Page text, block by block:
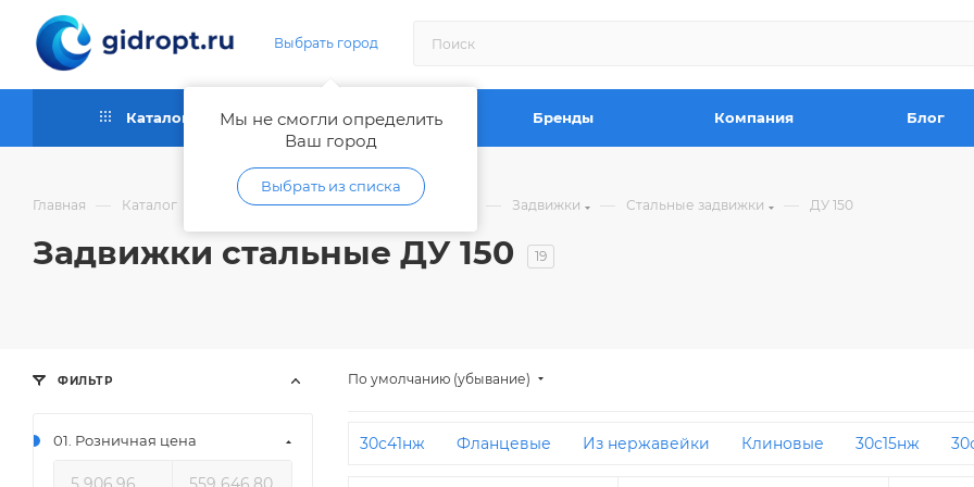
Выбрать город
Мы не смогли определить
Ваш город
Выбрать из списка
Каталог Как купить Бренды Компания Блог
Главная — Каталог Запорная и регулирующая арматура — Задвижки — Стальные задвижки — ДУ 150
Задвижки стальные ДУ 150 19
По умолчанию (убывание)
30с41нж Фланцевые Из нержавейки Клиновые 30с15нж
ФИЛЬТР
01. Розничная цена